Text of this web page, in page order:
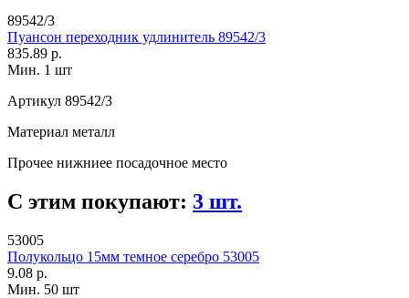
89542/3
Пуансон переходник удлинитель 89542/3
835.89 р.
Мин. 1 шт
Артикул 89542/3
Материал металл
Прочее нижниее посадочное место
С этим покупают: 3 шт.
53005
Полукольцо 15мм темное серебро 53005
9.08 р.
Мин. 50 шт